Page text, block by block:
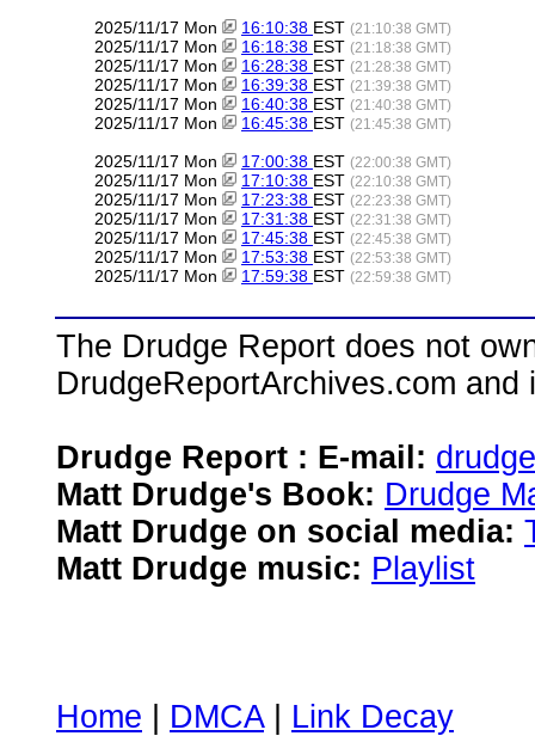
2025/11/17 Mon 16:10:38 EST (21:10:38 GMT)
2025/11/17 Mon 16:18:38 EST (21:18:38 GMT)
2025/11/17 Mon 16:28:38 EST (21:28:38 GMT)
2025/11/17 Mon 16:39:38 EST (21:39:38 GMT)
2025/11/17 Mon 16:40:38 EST (21:40:38 GMT)
2025/11/17 Mon 16:45:38 EST (21:45:38 GMT)
2025/11/17 Mon 17:00:38 EST (22:00:38 GMT)
2025/11/17 Mon 17:10:38 EST (22:10:38 GMT)
2025/11/17 Mon 17:23:38 EST (22:23:38 GMT)
2025/11/17 Mon 17:31:38 EST (22:31:38 GMT)
2025/11/17 Mon 17:45:38 EST (22:45:38 GMT)
2025/11/17 Mon 17:53:38 EST (22:53:38 GMT)
2025/11/17 Mon 17:59:38 EST (22:59:38 GMT)
The Drudge Report does not
DrudgeReportArchives.com
Drudge Report : E-mail:
Matt Drudge's Book: Drudge
Matt Drudge on social media:
Matt Drudge music: Playlist
Home DMCA| Link Decay